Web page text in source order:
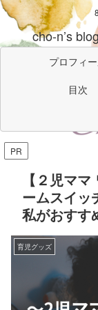
cho-n’s
プロフィ
目次
PR
【２児マ
ームスイッ
私がおすす
育児グッズ